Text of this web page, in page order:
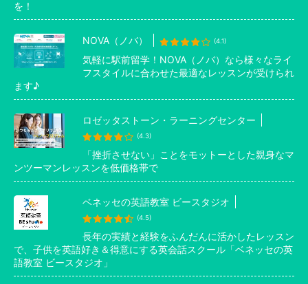
を！
NOVA（ノバ） (4.1)
気軽に駅前留学！NOVA（ノバ）なら様々なライ
フスタイルに合わせた最適なレッスンが受けられ
ます♪
ロゼッタストーン・ラーニングセンター
(4.3)
「挫折させない」ことをモットーとした親身なマ
ンツーマンレッスンを低価格帯で
ベネッセの英語教室 ビースタジオ
(4.5)
長年の実績と経験をふんだんに活かしたレッスン
で、子供を英語好き＆得意にする英会話スクール「ベネッセの英
語教室 ビースタジオ」